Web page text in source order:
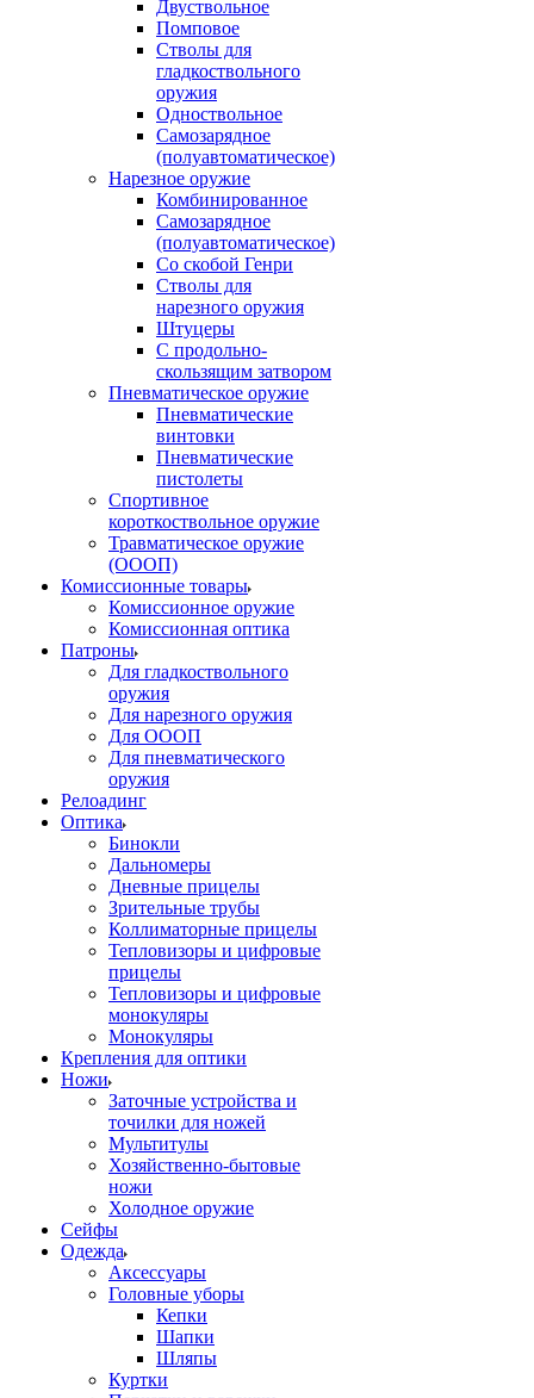
Двуствольное
Помповое
Стволы для
гладкоствольного
оружия
Одноствольное
Самозарядное
(полуавтоматическое)
Нарезное оружие
Комбинированное
Самозарядное
(полуавтоматическое)
Со скобой Генри
Стволы для
нарезного оружия
Штуцеры
С продольно-
скользящим затвором
Пневматическое оружие
Пневматические
винтовки
Пневматические
пистолеты
Спортивное
короткоствольное оружие
Травматическое оружие
(ОООП)
Комиссионные товары
Комиссионное оружие
Комиссионная оптика
Патроны
Для гладкоствольного
оружия
Для нарезного оружия
Для ОООП
Для пневматического
оружия
Релоадинг
Оптика
Бинокли
Дальномеры
Дневные прицелы
Зрительные трубы
Коллиматорные прицелы
Тепловизоры и цифровые
прицелы
Тепловизоры и цифровые
монокуляры
Монокуляры
Крепления для оптики
Ножи
Заточные устройства и
точилки для ножей
Мультитулы
Хозяйственно-бытовые
ножи
Холодное оружие
Сейфы
Одежда
Аксессуары
Головные уборы
Кепки
Шапки
Шляпы
Куртки